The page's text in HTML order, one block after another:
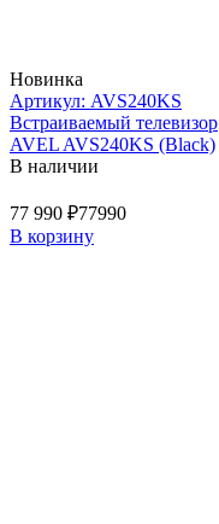
Новинка
Артикул: AVS240KS
Встраиваемый телевизор
AVEL AVS240KS (Black)
В наличии
77 990 ₽77990
В корзину